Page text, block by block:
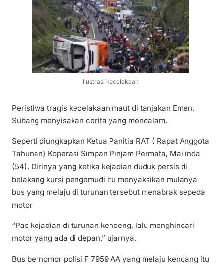
Ilustrasi kecelakaan
Peristiwa tragis kecelakaan maut di tanjakan Emen,
Subang menyisakan cerita yang mendalam.
Seperti diungkapkan Ketua Panitia RAT ( Rapat Anggota
Tahunan) Koperasi Simpan Pinjam Permata, Mailinda
(54). Dirinya yang ketika kejadian duduk persis di
belakang kursi pengemudi itu menyaksikan mulanya
bus yang melaju di turunan tersebut menabrak sepeda
motor
“Pas kejadian di turunan kenceng, lalu menghindari
motor yang ada di depan,” ujarnya.
Bus bernomor polisi F 7959 AA yang melaju kencang itu